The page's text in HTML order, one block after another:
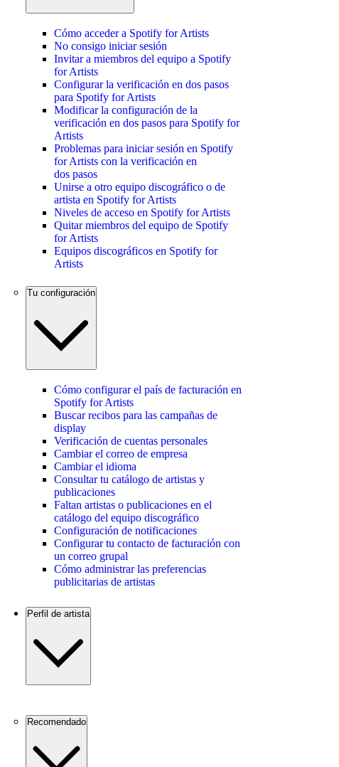
Cómo acceder a Spotify for Artists
No consigo iniciar sesión
Invitar a miembros del equipo a Spotify
for Artists
Configurar la verificación en dos pasos
para Spotify for Artists
Modificar la configuración de la
verificación en dos pasos para Spotify for
Artists
Problemas para iniciar sesión en Spotify
for Artists con la verificación en
dos pasos
Unirse a otro equipo discográfico o de
artista en Spotify for Artists
Niveles de acceso en Spotify for Artists
Quitar miembros del equipo de Spotify
for Artists
Equipos discográficos en Spotify for
Artists
Tu configuración
Cómo configurar el país de facturación en
Spotify for Artists
Buscar recibos para las campañas de
display
Verificación de cuentas personales
Cambiar el correo de empresa
Cambiar el idioma
Consultar tu catálogo de artistas y
publicaciones
Faltan artistas o publicaciones en el
catálogo del equipo discográfico
Configuración de notificaciones
Configurar tu contacto de facturación con
un correo grupal
Cómo administrar las preferencias
publicitarias de artistas
Perfil de artista
Recomendado